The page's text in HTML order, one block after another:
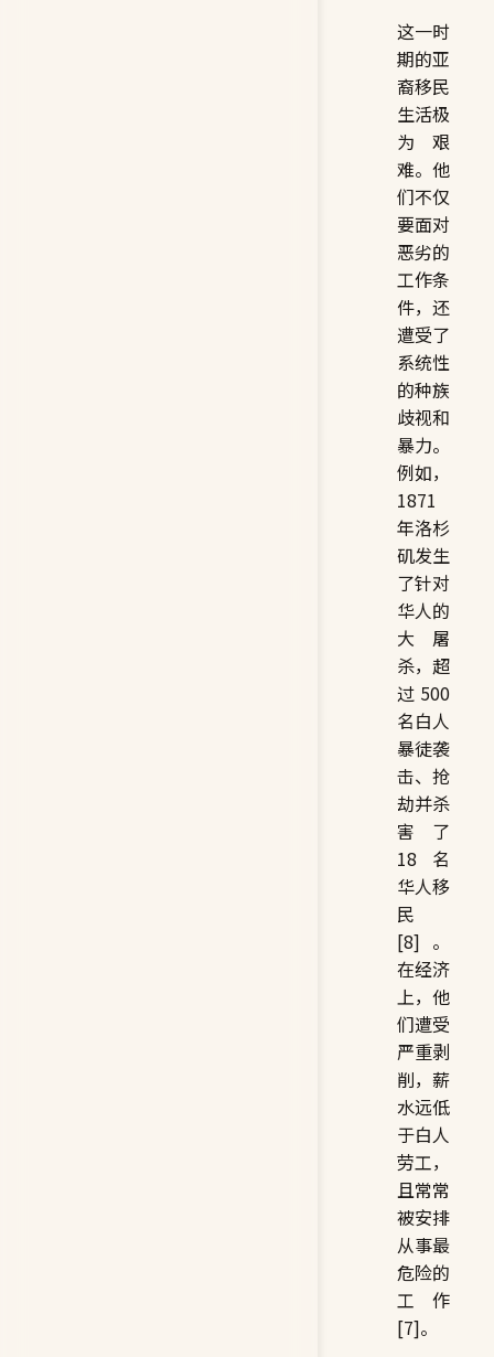
这一时
期的亚
裔移民
生活极
为艰
难。他
们不仅
要面对
恶劣的
工作条
件，还
遭受了
系统性
的种族
歧视和
暴力。
例如，
1871
年洛杉
矶发生
了针对
华人的
大屠
杀，超
过 500
名白人
暴徒袭
击、抢
劫并杀
害了
18 名
华人移
民
[8]。
在经济
上，他
们遭受
严重剥
削，薪
水远低
于白人
劳工，
且常常
被安排
从事最
危险的
工作
[7]。